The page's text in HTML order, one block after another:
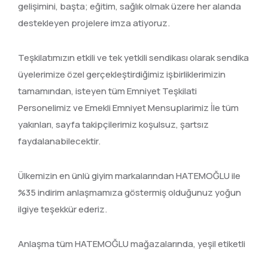
gelişimini, başta; eğitim, sağlık olmak üzere her alanda
destekleyen projelere imza atiyoruz.
Teşkilatımızın etkili ve tek yetkili sendikası olarak sendika
üyelerimize özel gerçekleştirdiğimiz işbirliklerimizin
tamamından, isteyen tüm Emniyet Teşkilati
Personelimiz ve Emekli Emniyet Mensuplarimiz İle tüm
yakınları, sayfa takipçilerimiz koşulsuz, şartsız
faydalanabilecektir.
Ülkemizin en ünlü giyim markalarından HATEMOĞLU ile
%35 indirim anlaşmamıza göstermiş olduğunuz yoğun
ilgiye teşekkür ederiz.
Anlaşma tüm HATEMOĞLU mağazalarında, yeşil etiketli